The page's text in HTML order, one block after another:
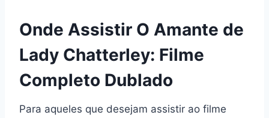
Onde Assistir O Amante de
Lady Chatterley: Filme
Completo Dublado
Para aqueles que desejam assistir ao filme